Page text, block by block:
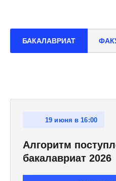
БАКАЛАВРИАТ
19 июня в 16:00
Алгоритм
бакалавриат 2026